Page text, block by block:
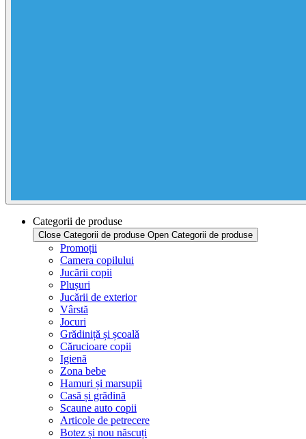
Categorii de produse
Close Categorii de produse Open Categorii de produse
Promoții
Camera copilului
Jucării copii
Plușuri
Jucării de exterior
Vârstă
Jocuri
Grădiniță și școală
Cărucioare copii
Igienă
Zona bebe
Hamuri și marsupii
Casă și grădină
Scaune auto copii
Articole de petrecere
Botez și nou născuți